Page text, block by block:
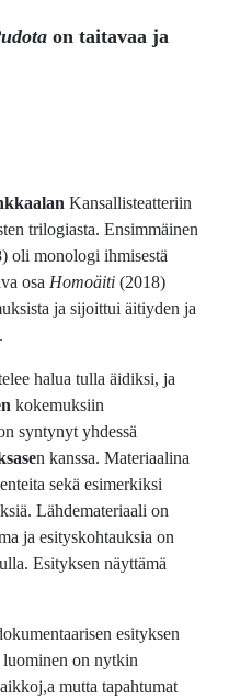
on taitavaa ja
Kansallisteatteriin
trilogiasta. Ensimmäinen
oli monologi ihmisestä
osa Homoäiti (2018)
ja sijoittui äitiyden ja
halua tulla äidiksi, ja
kokemuksiin
syntynyt yhdessä
n kanssa. Materiaalina
sekä esimerkiksi
Lähdemateriaali on
ja esityskohtauksia on
Esityksen näyttämä
esityksen
luominen on nytkin
mutta tapahtumat